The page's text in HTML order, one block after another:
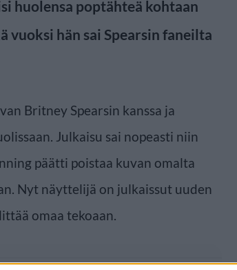
huolensa poptähteä kohtaan
vuoksi hän sai Spearsin faneilta
Britney Spearsin kanssa ja
Julkaisu sai nopeasti niin
päätti poistaa kuvan omalta
Nyt näyttelijä on julkaissut uuden
omaa tekoaan.